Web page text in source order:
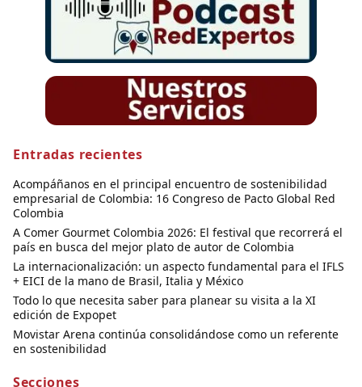
Entradas recientes
Acompáñanos en el principal encuentro de sostenibilidad
empresarial de Colombia: 16 Congreso de Pacto Global Red
Colombia
A Comer Gourmet Colombia 2026: El festival que recorrerá el
país en busca del mejor plato de autor de Colombia
La internacionalización: un aspecto fundamental para el IFLS
+ EICI de la mano de Brasil, Italia y México
Todo lo que necesita saber para planear su visita a la XI
edición de Expopet
Movistar Arena continúa consolidándose como un referente
en sostenibilidad
Secciones